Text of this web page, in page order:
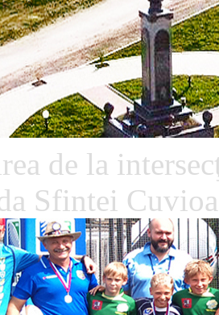
de la
Sfintei